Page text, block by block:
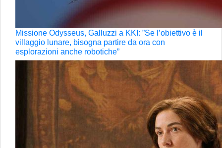
Missione Odysseus, Galluzzi a KKI: ”Se l’obiettivo è il
villaggio lunare, bisogna partire da ora con
esplorazioni anche robotiche”